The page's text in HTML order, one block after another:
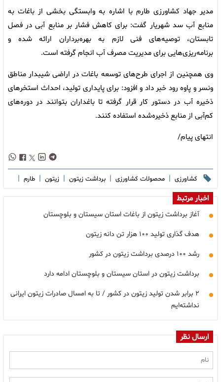
مدیر جهاد کشاورزی طارم با اشاره به وابستگی بخشی از باغات به
منابع آب سد شهریار گفت: برای کاهش فشار بر منابع آبی در فصل
تابستان، توصیه‌های فنی لازم به بهره‌برداران ارائه شده و
برنامه‌ریزی‌هایی برای مدیریت مصرف آب انجام گرفته است.
وی همچنین از اجرای طرح‌های توسعه باغات در اراضی شیبدار مناطق
ونسر و پاوه رود خبر داد و افزود: برای پایداری تولید، احداث استخرهای
ذخیره آب در دستور کار قرار گرفته تا باغداران بتوانند در دوره‌های
کم‌آبی از منابع ذخیره‌شده استفاده کنند.
انتهای پیام/
کشاورزی | محصولات کشاورزی | برداشت زیتون | زیتون | طارم |
اخبار مرتبط
آغاز برداشت زیتون از باغات استان سیستان و بلوچستان
هدف گذاری تولید ۱۰۰ هزار تن دانه زیتون
رشد ۱۰۰ درصدی برداشت زیتون در کشور
برداشت زیتون در استان سیستان و بلوچستان ادامه دارد
۲ برابر شدن تولید زیتون در کشور / تا به امسال صادرات زیتون ایرانی
نداشته‌ایم
ارسال نظر